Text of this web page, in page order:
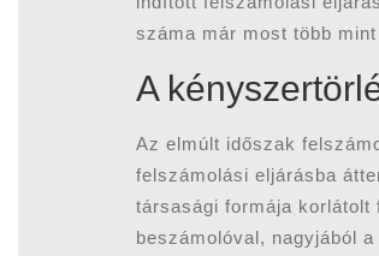
száma már most több
A
Az elmúlt időszak
felszámolási eljárásba
társasági formája korlátolt
beszámolóval, nagyjából